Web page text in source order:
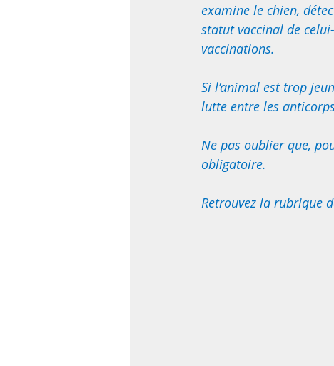
examine le chien,
statut vaccinal de
vaccinations.
Si l’animal est trop
lutte entre les
Ne pas oublier que,
obligatoire.
Retrouvez la rubrique